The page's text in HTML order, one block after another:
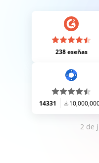
238 eseñas
14331
2 de